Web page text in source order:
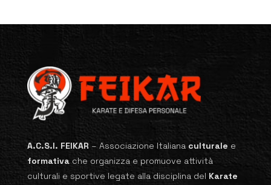
A.C.S.I. FEIKAR – Associazione Italiana culturale e
formativache organizza e promuove attività
culturali e sportive legate alla disciplina del Karate